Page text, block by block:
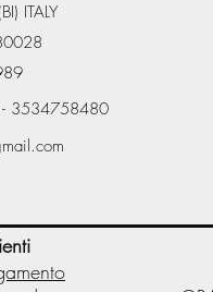
ITALY
3534758480